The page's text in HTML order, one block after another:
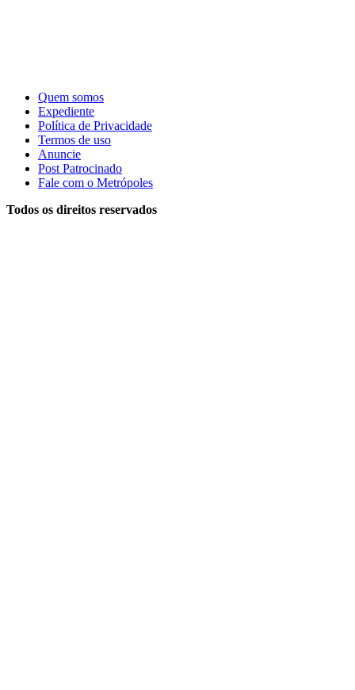
Quem somos
Expediente
Política de Privacidade
Termos de uso
Anuncie
Post Patrocinado
Fale com o Metrópoles
Todos os direitos reservados